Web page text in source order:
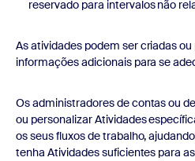
reservado para intervalos não
As atividades podem ser criadas
informações adicionais para se
Os administradores de contas ou
ou personalizar Atividades
os seus fluxos de trabalho,
tenha Atividades suficientes para